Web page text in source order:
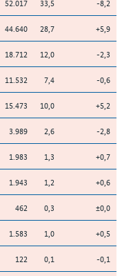
44.640 28,7 +5,9
18.712 12,0 -2,3
11.532 7,4 -0,6
15.473 10,0 +5,2
3.989 2,6 -2,8
1.983 1,3 +0,7
1.943 1,2 +0,6
462 0,3 ±0,0
1.583 1,0 +0,5
122 0,1 -0,1